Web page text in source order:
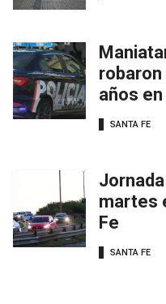
robaron
años
SANTA FE
martes
Fe
SANTA FE